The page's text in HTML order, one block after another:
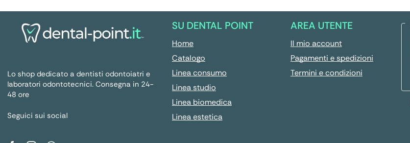
Lo shop dedicato a dentisti odontoiatri e
laboratori odontotecnici. Consegna in 24-
48 ore
Seguici sui social
SU DENTAL POINT
Home
Catalogo
Linea consumo
Linea studio
Linea biomedica
Linea estetica
AREA UTENTE
Il mio account
Pagamenti e spedizioni
Termini e condizioni